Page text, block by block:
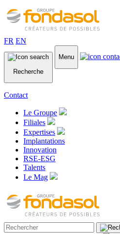
FR EN
Recherche
Menu
Contact
Le Groupe
Filiales
Expertises
Implantations
Innovation
RSE-ESG
Talents
Le Mag